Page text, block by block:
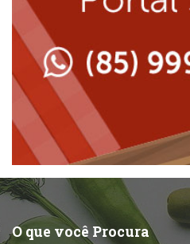
Peixes e
Peixes e
Sobremesas
O que você Procura